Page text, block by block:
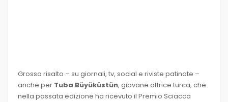
Grosso risalto – su giornali, tv, social e riviste patinate –
anche per Tuba Büyüküstün, giovane attrice turca, che
nella passata edizione ha ricevuto il Premio Sciacca